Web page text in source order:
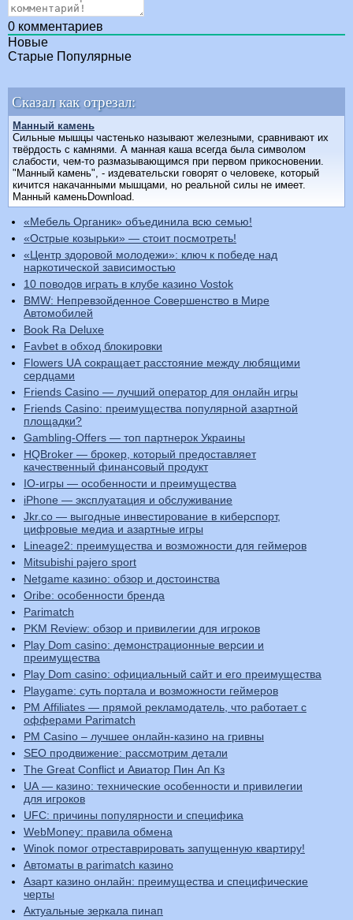
0 комментариев
Новые
Старые Популярные
Сказал как отрезал:
Манный камень
Сильные мышцы частенько называют железными, сравнивают их
твёрдость с камнями. А манная каша всегда была символом
слабости, чем-то размазывающимся при первом прикосновении.
"Манный камень", - издевательски говорят о человеке, который
кичится накачанными мышцами, но реальной силы не имеет.
Манный каменьDownload.
«Мебель Органик» объединила всю семью!
«Острые козырьки» — стоит посмотреть!
«Центр здоровой молодежи»: ключ к победе над
наркотической зависимостью
10 поводов играть в клубе казино Vostok
BMW: Непревзойденное Совершенство в Мире
Автомобилей
Book Ra Deluxe
Favbet в обход блокировки
Flowers UA сокращает расстояние между любящими
сердцами
Friends Casino — лучший оператор для онлайн игры
Friends Casino: преимущества популярной азартной
площадки?
Gambling-Offers — топ партнерок Украины
HQBroker — брокер, который предоставляет
качественный финансовый продукт
IO-игры — особенности и преимущества
iPhone — эксплуатация и обслуживание
Jkr.co — выгодные инвестирование в киберспорт,
цифровые медиа и азартные игры
Lineage2: преимущества и возможности для геймеров
Mitsubishi pajero sport
Netgame казино: обзор и достоинства
Oribe: особенности бренда
Parimatch
PKM Review: обзор и привилегии для игроков
Play Dom casino: демонстрационные версии и
преимущества
Play Dom casino: официальный сайт и его преимущества
Playgame: суть портала и возможности геймеров
PM Affiliates — прямой рекламодатель, что работает с
офферами Parimatch
PM Casino – лучшее онлайн-казино на гривны
SEO продвижение: рассмотрим детали
The Great Conflict и Авиатор Пин Ап Кз
UA — казино: технические особенности и привилегии
для игроков
UFC: причины популярности и специфика
WebMoney: правила обмена
Winok помог отреставрировать запущенную квартиру!
Автоматы в parimatch казино
Азарт казино онлайн: преимущества и специфические
черты
Актуальные зеркала пинап